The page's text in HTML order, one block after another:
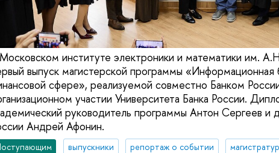
институте электроники и математики им.
выпуск магистерской программы «Информационная
сфере», реализуемой совместно Банком
участии Университета Банка России.
руководитель программы Антон Сергеев и
Андрей Афонин.
выпускники репортаж о событии